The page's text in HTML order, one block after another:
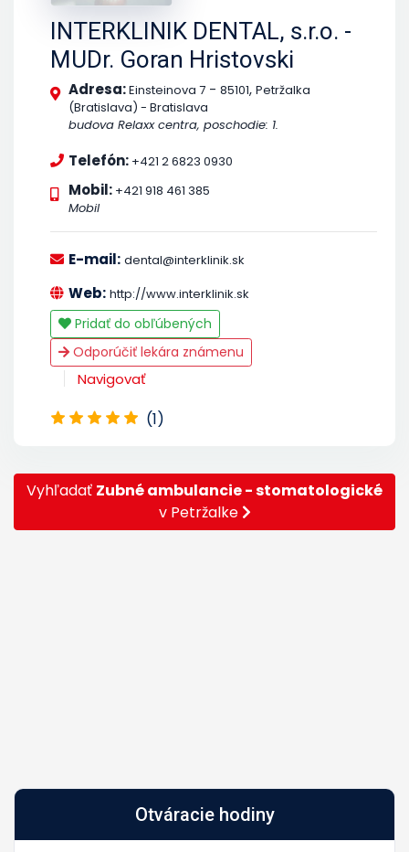
INTERKLINIK DENTAL, s.r.o. -
MUDr. Goran Hristovski
Adresa:Einsteinova 7 - 85101, Petržalka
(Bratislava) - Bratislava
budova Relaxx centra, poschodie: 1.
Telefón: +421 2 6823 0930
Mobil: +421 918 461 385
Mobil
E-mail: dental@interklinik.sk
Web: http://www.interklinik.sk
Pridať do obľúbených
Odporúčiť lekára známenu
Navigovať
(1)
Vyhľadať Zubné ambulancie - stomatologické
v Petržalke
Otváracie hodiny